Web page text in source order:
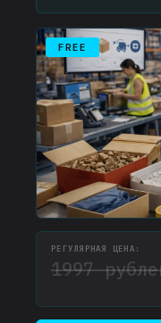
FREE
РЕГУЛЯРНАЯ ЦЕНА:
1997